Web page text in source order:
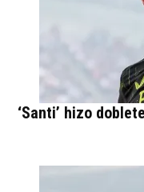
‘Santi’ hizo